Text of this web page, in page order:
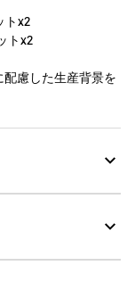
トx2
トx2
配慮した生産背景を